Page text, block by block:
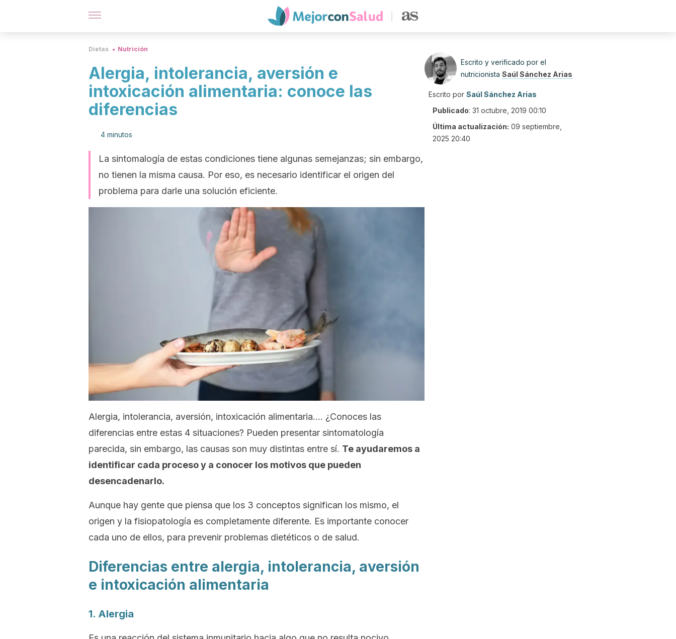
Dietas Nutrición
Alergia, intolerancia, aversión e
intoxicación alimentaria: conoce las
diferencias
4 minutos
La sintomalogía de estas condiciones tiene algunas semejanzas; sin embargo,
no tienen la misma causa. Por eso, es necesario identificar el origen del
problema para darle una solución eficiente.
Alergia, intolerancia, aversión, intoxicación alimentaria…. ¿Conoces las
diferencias entre estas 4 situaciones? Pueden presentar sintomatología
parecida, sin embargo, las causas son muy distintas entre sí. Te ayudaremos a
identificar cada proceso y a conocer los motivos que pueden
desencadenarlo.
Aunque hay gente que piensa que los 3 conceptos significan los mismo, el
origen y la fisiopatología es completamente diferente. Es importante conocer
cada uno de ellos, para prevenir problemas dietéticos o de salud.
Diferencias entre alergia, intolerancia, aversión
e intoxicación alimentaria
1. Alergia
Escrito y verificado por el
nutricionista Saúl Sánchez Arias
Escrito por Saúl Sánchez Arias
Publicado: 31 octubre, 2019 00:10
Última actualización: 09 septiembre,
2025 20:40